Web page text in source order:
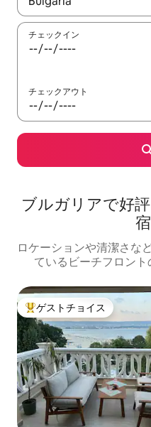
チェックイン
チェックアウト
ブルガリアで好
ロケーションや清潔さな
ているビーチフロン
大好評のゲストチョイスです
ゲストチョイス